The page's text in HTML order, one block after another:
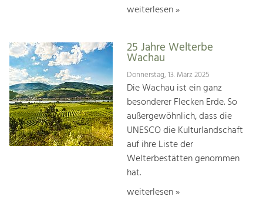
weiterlesen »
25 Jahre Welterbe
Wachau
Donnerstag, 13. März 2025
Die Wachau ist ein ganz
besonderer Flecken Erde. So
außergewöhnlich, dass die
UNESCO die Kulturlandschaft
auf ihre Liste der
Welterbestätten genommen
hat.
weiterlesen »